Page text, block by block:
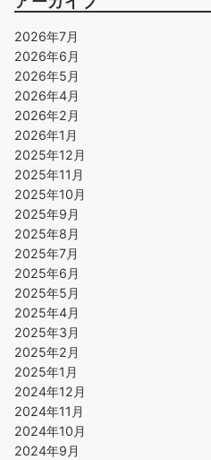
2026年7月
2026年6月
2026年5月
2026年4月
2026年2月
2026年1月
2025年12月
2025年11月
2025年10月
2025年9月
2025年8月
2025年7月
2025年6月
2025年5月
2025年4月
2025年3月
2025年2月
2025年1月
2024年12月
2024年11月
2024年10月
2024年9月